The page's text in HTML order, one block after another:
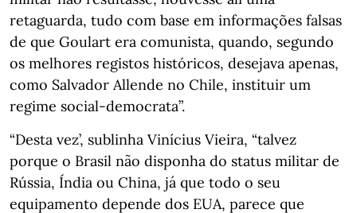
retaguarda, tudo com base em informações falsas
de que Goulart era comunista, quando, segundo
os melhores registos históricos, desejava apenas,
como Salvador Allende no Chile, instituir um
regime social-democrata”.
“Desta vez’, sublinha Vinícius Vieira, “talvez
porque o Brasil não disponha do status militar de
Rússia, Índia ou China, já que todo o seu
equipamento depende dos EUA, parece que